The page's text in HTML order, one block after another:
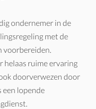
ondernemer in de
met de
voorbereiden.
helaas ruime ervaring
doorverwezen door
een lopende